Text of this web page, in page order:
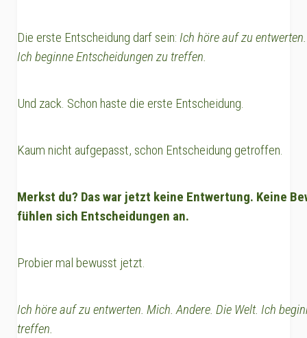
Die erste Entscheidung darf sein: Ich höre auf zu
Ich beginne Entscheidungen zu treffen.
Und zack. Schon haste die erste Entscheidung.
Kaum nicht aufgepasst, schon Entscheidung getroffen.
Merkst du? Das war jetzt keine Entwertung. Keine
fühlen sich Entscheidungen an.
Probier mal bewusst jetzt.
Ich höre auf zu entwerten. Mich. Andere. Die Welt. Ich
treffen.